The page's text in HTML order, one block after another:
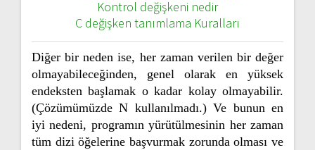
Kontrol değişkeni nedir
C değişken tanımlama Kuralları
Diğer bir neden ise, her zaman verilen bir değer
olmayabileceğinden, genel olarak en yüksek
endeksten başlamak o kadar kolay olmayabilir.
(Çözümümüzde N kullanılmadı.) Ve bunun en
iyi nedeni, programın yürütülmesinin her zaman
tüm dizi öğelerine başvurmak zorunda olması ve